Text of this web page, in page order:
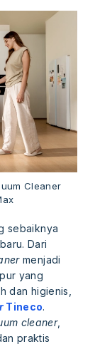
Cleaner
sebaiknya
Dari
menjadi
yang
dan higienis,
Tineco.
cleaner,
praktis